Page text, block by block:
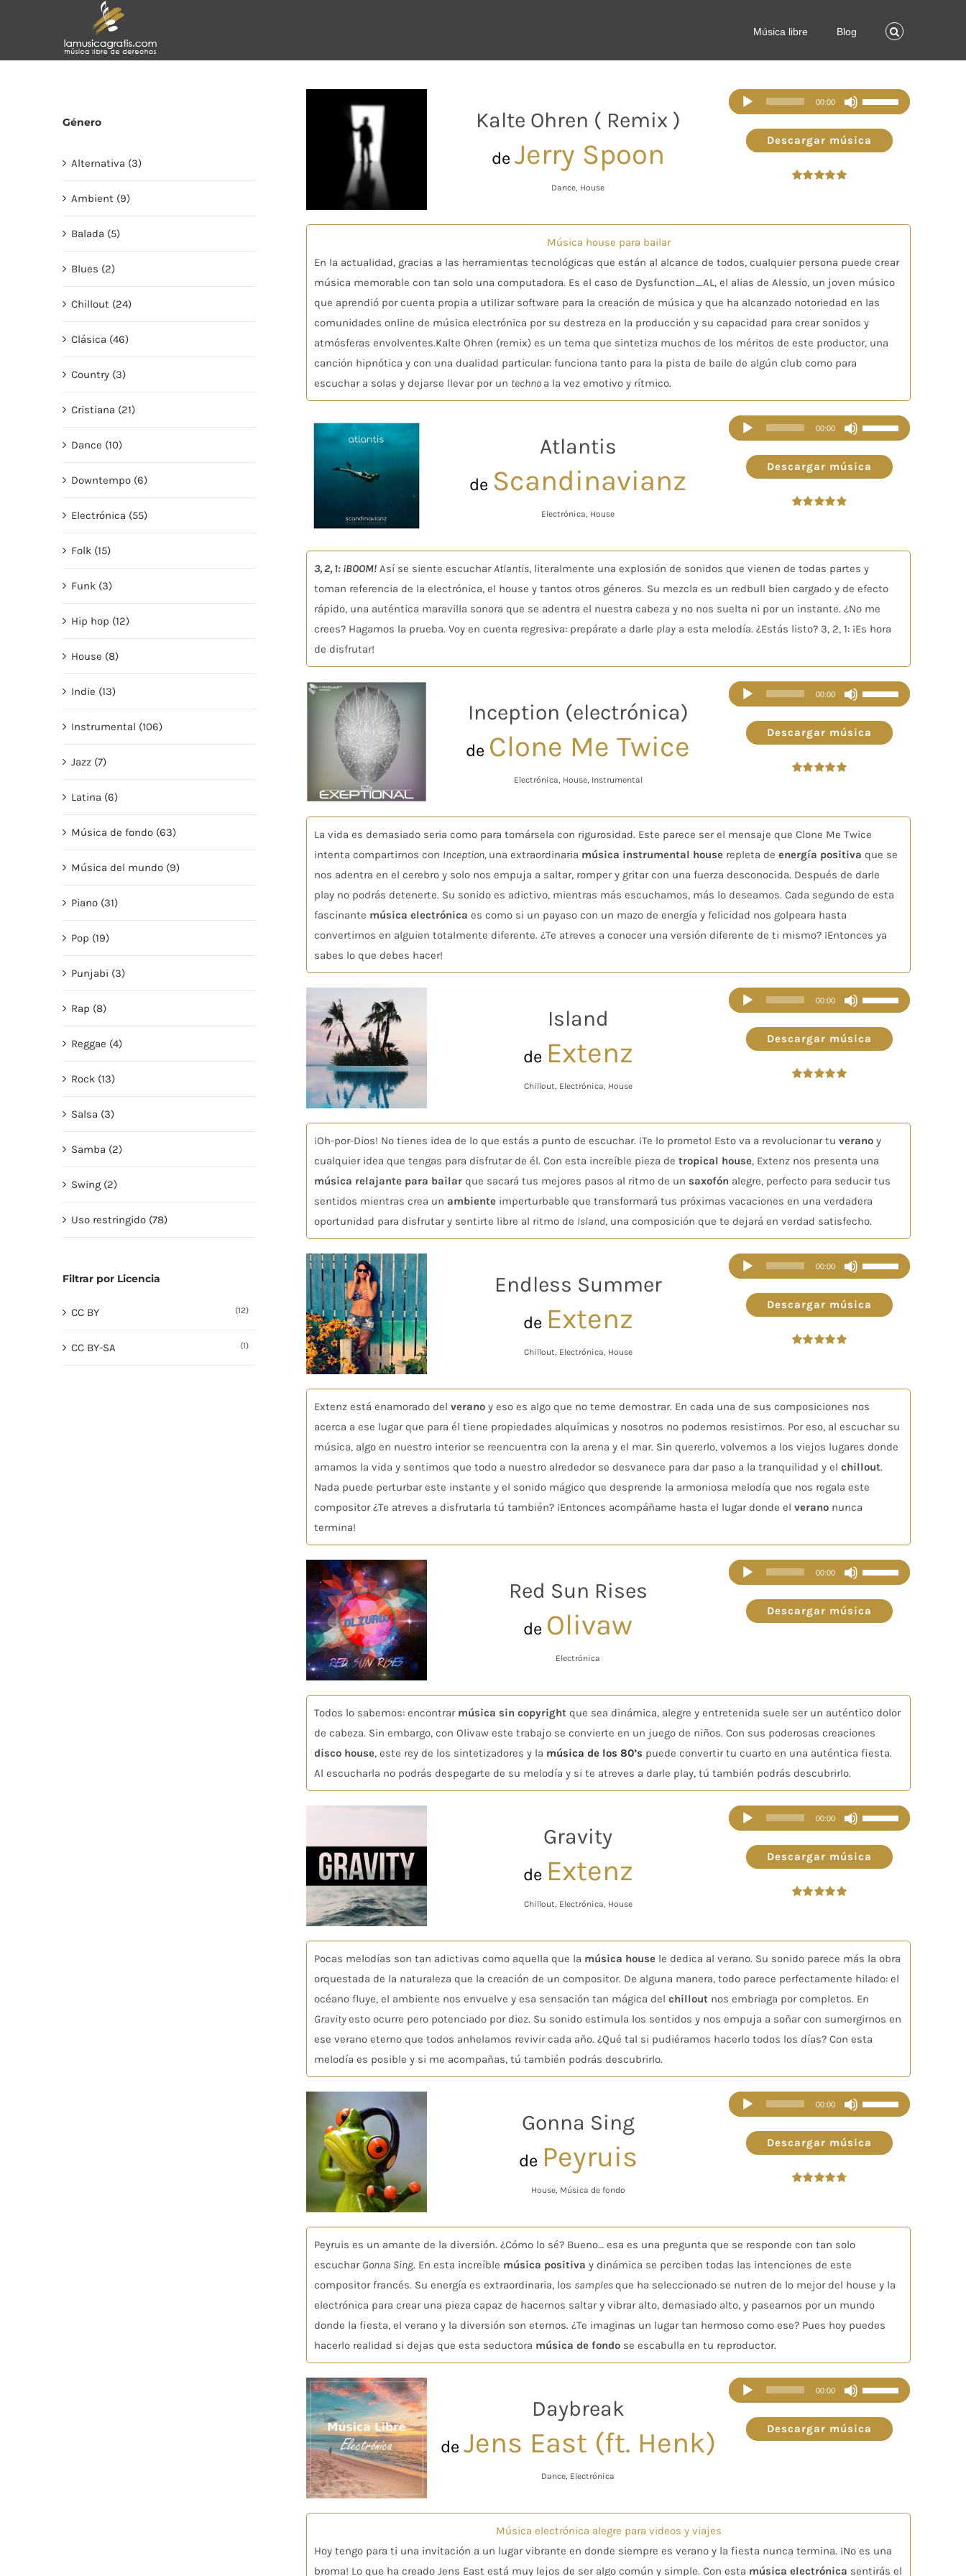
Música libre Blog
Kalte Ohren ( Remix )
de Jerry Spoon
Dance, House
Reproductor
de
audio
00:00
Utiliza
las
teclas
o
disminuir
el
volumen.
Descargar música
Música house para bailar
En la actualidad, gracias a las herramientas tecnológicas que están al alcance de todos, cualquier persona puede crear
música memorable con tan solo una computadora. Es el caso de Dysfunction_AL, el alias de Alessio, un joven músico
que aprendió por cuenta propia a utilizar software para la creación de música y que ha alcanzado notoriedad en las
comunidades online de música electrónica por su destreza en la producción y su capacidad para crear sonidos y
atmósferas envolventes.Kalte Ohren (remix) es un tema que sintetiza muchos de los méritos de este productor, una
canción hipnótica y con una dualidad particular: funciona tanto para la pista de baile de algún club como para
escuchar a solas y dejarse llevar por un techno a la vez emotivo y rítmico.
Atlantis
de Scandinavianz
Electrónica, House
Reproductor
de
audio
00:00
Utiliza
las
teclas
aumentar
o
disminuir
el
Descargar música
3, 2, 1: ¡BOOM! Así se siente escucharAtlantis, literalmente una explosión de sonidos que vienen de todas partes y
toman referencia de la electrónica, el house y tantos otros géneros. Su mezcla es un redbull bien cargado y de efecto
rápido, una auténtica maravilla sonora que se adentra el nuestra cabeza y no nos suelta ni por un instante. ¿No me
crees? Hagamos la prueba. Voy en cuenta regresiva: prepárate a darle play a esta melodía. ¿Estás listo? 3, 2, 1: ¡Es hora
de disfrutar!
Inception (electrónica)
de Clone Me Twice
Electrónica, House, Instrumental
Reproductor
de
audio
00:00
Utiliza
las
teclas
aumentar
o
disminuir
el
Descargar música
La vida es demasiado seria como para tomársela con rigurosidad. Este parece ser el mensaje que Clone Me Twice
intenta compartirnos con Inception, una extraordinaria música instrumental house repleta deenergía positivaque se
nos adentra en el cerebro y solo nos empuja a saltar, romper y gritar con una fuerza desconocida. Después de darle
play no podrás detenerte. Su sonido es adictivo, mientras más escuchamos, más lo deseamos. Cada segundo de esta
fascinante música electrónicaes como si un payaso con un mazo de energía y felicidad nos golpeara hasta
convertirnos en alguien totalmente diferente. ¿Te atreves a conocer una versión diferente de ti mismo? ¡Entonces ya
sabes lo que debes hacer!
Island
de Extenz
Chillout, Electrónica, House
Reproductor
de
audio
00:00
Utiliza
las
teclas
aumentar
o
disminuir
el
volumen.
Descargar música
¡Oh-por-Dios! No tienes idea de lo que estás a punto de escuchar. ¡Te lo prometo! Esto va a revolucionar tuveranoy
cualquier idea que tengas para disfrutar de él. Con esta increíble pieza detropical house, Extenz nos presenta una
música relajante para bailarque sacará tus mejores pasos al ritmo de un saxofón alegre, perfecto para seducir tus
sentidos mientras crea un ambiente imperturbable que transformará tus próximas vacaciones en una verdadera
oportunidad para disfrutar y sentirte libre al ritmo de Island, una composición que te dejará en verdad satisfecho.
Endless Summer
de Extenz
Chillout, Electrónica, House
Reproductor
de
audio
00:00
Utiliza
las
teclas
aumentar
o
disminuir
el
volumen.
Descargar música
Extenz está enamorado delverano y eso es algo que no teme demostrar. En cada una de sus composiciones nos
acerca a ese lugar que para él tiene propiedades alquímicas y nosotros no podemos resistirnos. Por eso, al escuchar su
música, algo en nuestro interior se reencuentra con la arena y el mar. Sin quererlo, volvemos a los viejos lugares donde
amamos la vida y sentimos que todo a nuestro alrededor se desvanece para dar paso a la tranquilidad y elchillout.
Nada puede perturbar este instante y el sonido mágico que desprende la armoniosa melodía que nos regala este
compositor ¿Te atreves a disfrutarla tú también? ¡Entonces acompáñame hasta el lugar donde elverano nunca
termina!
Red Sun Rises
de Olivaw
Electrónica
Reproductor
de
audio
00:00
Utiliza
las
teclas
aumentar
o
disminuir
volumen.
Descargar música
Todos lo sabemos: encontrar música sin copyright que sea dinámica, alegre y entretenida suele ser un auténtico dolor
de cabeza. Sin embargo, con Olivaw este trabajo se convierte en un juego de niños. Con sus poderosas creaciones
disco house, este rey de los sintetizadores y la música de los 80’s puede convertir tu cuarto en una auténtica fiesta.
Al escucharla no podrás despegarte de su melodía y si te atreves a darle play, tú también podrás descubrirlo.
Gravity
de Extenz
Chillout, Electrónica, House
Reproductor
de
audio
00:00
Utiliza
las
teclas
aumentar
o
disminuir
el
volumen.
Descargar música
Pocas melodías son tan adictivas como aquella que la música house le dedica al verano. Su sonido parece más la obra
orquestada de la naturaleza que la creación de un compositor. De alguna manera, todo parece perfectamente hilado: el
océano fluye, el ambiente nos envuelve y esa sensación tan mágica delchillout nos embriaga por completos. En
Gravityesto ocurre pero potenciado por diez. Su sonido estimula los sentidos y nos empuja a soñar con sumergirnos en
ese verano eterno que todos anhelamos revivir cada año. ¿Qué tal si pudiéramos hacerlo todos los días? Con esta
melodía es posible y si me acompañas, tú también podrás descubrirlo.
Gonna Sing
de Peyruis
House, Música de fondo
Reproductor
de
audio
00:00
Utiliza
las
teclas
disminuir
el
volumen.
Descargar música
Peyruis es un amante de la diversión. ¿Cómo lo sé? Bueno… esa es una pregunta que se responde con tan solo
escuchar Gonna Sing. En esta increíble música positivay dinámica se perciben todas las intenciones de este
compositor francés. Su energía es extraordinaria, los samplesque ha seleccionado se nutren de lo mejor del house y la
electrónica para crear una pieza capaz de hacernos saltar y vibrar alto, demasiado alto, y pasearnos por un mundo
donde la fiesta, el verano y la diversión son eternos. ¿Te imaginas un lugar tan hermoso como ese? Pues hoy puedes
hacerlo realidad si dejas que esta seductora música de fondo se escabulla en tu reproductor.
Daybreak
de Jens East (ft. Henk)
Dance, Electrónica
Reproductor
de
audio
00:00
Utiliza
las
teclas
o
disminuir
Descargar música
Música electrónica alegre para videos y viajes
Hoy tengo para ti una invitación a un lugar vibrante en donde siempre es verano y la fiesta nunca termina. ¡No es una
broma! Lo que ha creado Jens East está muy lejos de ser algo común y simple. Con esta música electrónica sentirás el
Género
Alternativa (3)
Ambient (9)
Balada (5)
Blues (2)
Chillout (24)
Clásica (46)
Country (3)
Cristiana (21)
Dance (10)
Downtempo (6)
Electrónica (55)
Folk (15)
Funk (3)
Hip hop (12)
House (8)
Indie (13)
Instrumental (106)
Jazz (7)
Latina (6)
Música de fondo (63)
Música del mundo (9)
Piano (31)
Pop (19)
Punjabi (3)
Rap (8)
Reggae (4)
Rock (13)
Salsa (3)
Samba (2)
Swing (2)
Uso restringido (78)
Filtrar por Licencia
CC BY (12)
CC BY-SA (1)